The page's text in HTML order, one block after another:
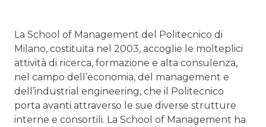
La School of Management del Politecnico di
Milano, costituita nel 2003, accoglie le molteplici
attività di ricerca, formazione e alta consulenza,
nel campo dell’economia, del management e
dell’industrial engineering, che il Politecnico
porta avanti attraverso le sue diverse strutture
interne e consortili. La School of Management ha